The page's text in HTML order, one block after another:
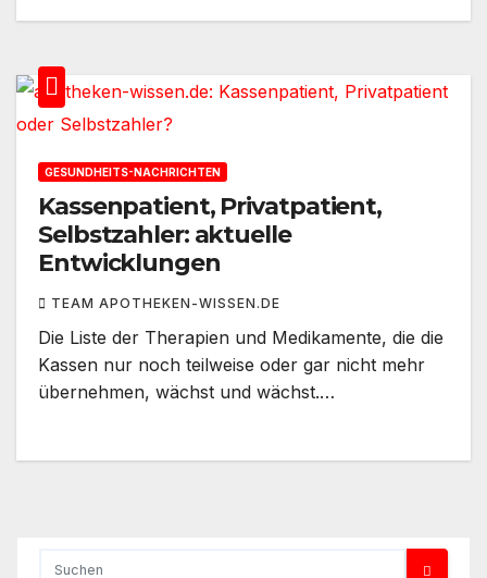
GESUNDHEITS-NACHRICHTEN
Kassenpatient, Privatpatient,
Selbstzahler: aktuelle
Entwicklungen
TEAM APOTHEKEN-WISSEN.DE
Die Liste der Therapien und Medikamente, die die
Kassen nur noch teilweise oder gar nicht mehr
übernehmen, wächst und wächst.…